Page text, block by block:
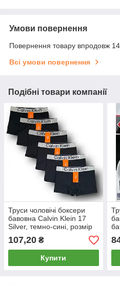
Умови повернення
Повернення товару впродовж 14
Всі умови повернення
Подібні товари компанії
Труси чоловічі боксери
бавовна Calvin Klein 17
Silver, темно-сині, розмір
XL (48-50), 013074
107,20 ₴
Купити